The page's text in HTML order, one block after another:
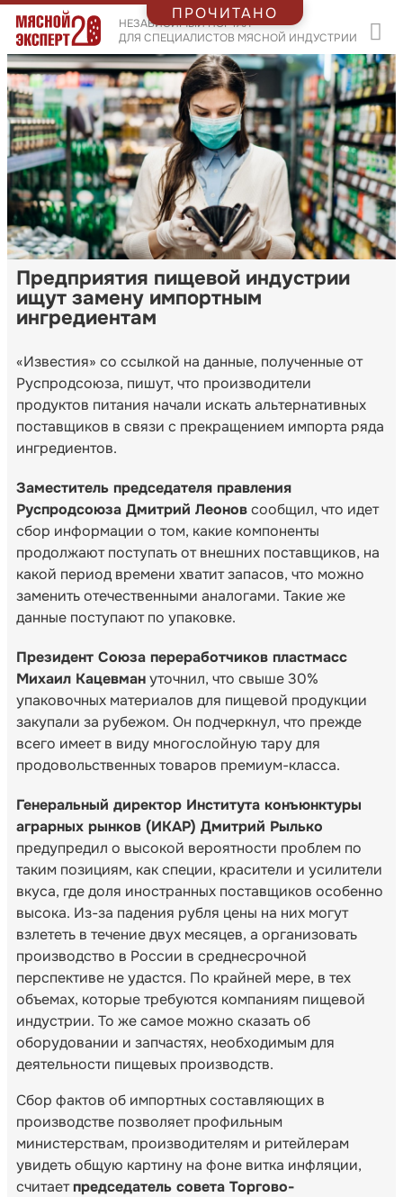
НЕЗАВИСИМЫЙ ПОРТАЛ
ДЛЯ СПЕЦИАЛИСТОВ МЯСНОЙ ИНДУСТРИИ
Предприятия пищевой индустрии
ищут замену импортным
ингредиентам
«Известия» со ссылкой на данные, полученные от
Руспродсоюза, пишут, что производители
продуктов питания начали искать альтернативных
поставщиков в связи с прекращением импорта ряда
ингредиентов.
Заместитель председателя правления
Руспродсоюза Дмитрий Леоновсообщил, что идет
сбор информации о том, какие компоненты
продолжают поступать от внешних поставщиков, на
какой период времени хватит запасов, что можно
заменить отечественными аналогами. Такие же
данные поступают по упаковке.
Президент Союза переработчиков пластмасс
Михаил Кацевмануточнил, что свыше 30%
упаковочных материалов для пищевой продукции
закупали за рубежом. Он подчеркнул, что прежде
всего имеет в виду многослойную тару для
продовольственных товаров премиум-класса.
Генеральный директор Института конъюнктуры
аграрных рынков (ИКАР) Дмитрий Рылько
предупредил о высокой вероятности проблем по
таким позициям, как специи, красители и усилители
вкуса, где доля иностранных поставщиков особенно
высока. Из-за падения рубля цены на них могут
взлететь в течение двух месяцев, а организовать
производство в России в среднесрочной
перспективе не удастся. По крайней мере, в тех
объемах, которые требуются компаниям пищевой
индустрии. То же самое можно сказать об
оборудовании и запчастях, необходимым для
деятельности пищевых производств.
Сбор фактов об импортных составляющих в
производстве позволяет профильным
министерствам, производителям и ритейлерам
увидеть общую картину на фоне витка инфляции,
считаетпредседатель совета Торгово-
ПРОЧИТАНО